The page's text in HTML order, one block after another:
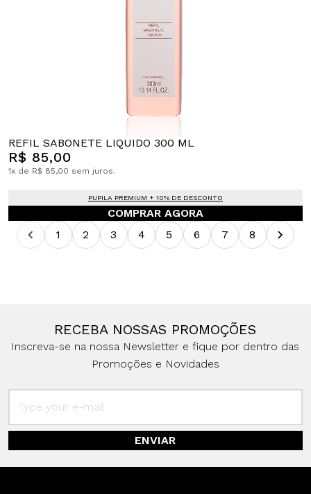
REFIL SABONETE LIQUIDO 300 ML
R$ 85,00
1x de R$ 85,00 sem juros.
PUPILA PREMIUM + 10% DE DESCONTO
COMPRAR AGORA
1
2 3 4 5 6 7 8
RECEBA NOSSAS PROMOÇÕES
Inscreva-se na nossa Newsletter e fique por dentro das
Promoções e Novidades
ENVIAR